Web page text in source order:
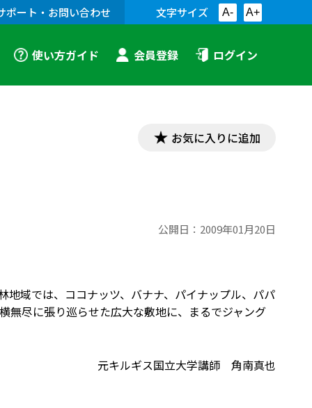
ポート・お問い合わせ 文字サイズ A- A+
使い方ガイド 会員登録 ログイン
お気に入りに追加
公開日： 2009年01月20日
域では、ココナッツ、バナナ、パイナップル、パパ
無尽に張り巡らせた広大な敷地に、まるでジャング
元キルギス国立大学講師 角南真也